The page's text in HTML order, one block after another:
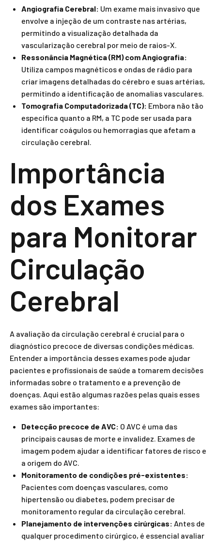
Angiografia Cerebral: Um exame mais invasivo que
envolve a injeção de um contraste nas artérias,
permitindo a visualização detalhada da
vascularização cerebral por meio de raios-X.
Ressonância Magnética (RM) com Angiografia:
Utiliza campos magnéticos e ondas de rádio para
criar imagens detalhadas do cérebro e suas artérias,
permitindo a identificação de anomalias vasculares.
Tomografia Computadorizada (TC): Embora não tão
específica quanto a RM, a TC pode ser usada para
identificar coágulos ou hemorragias que afetam a
circulação cerebral.
Importância
dos Exames
para Monitorar
Circulação
Cerebral
A avaliação da circulação cerebral é crucial para o
diagnóstico precoce de diversas condições médicas.
Entender a importância desses exames pode ajudar
pacientes e profissionais de saúde a tomarem decisões
informadas sobre o tratamento e a prevenção de
doenças. Aqui estão algumas razões pelas quais esses
exames são importantes:
Detecção precoce de AVC: O AVC é uma das
principais causas de morte e invalidez. Exames de
imagem podem ajudar a identificar fatores de risco e
a origem do AVC.
Monitoramento de condições pré-existentes:
Pacientes com doenças vasculares, como
hipertensão ou diabetes, podem precisar de
monitoramento regular da circulação cerebral.
Planejamento de intervenções cirúrgicas: Antes de
qualquer procedimento cirúrgico, é essencial avaliar